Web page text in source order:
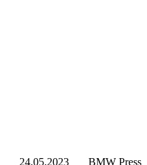
24.05.2023 BMW Press